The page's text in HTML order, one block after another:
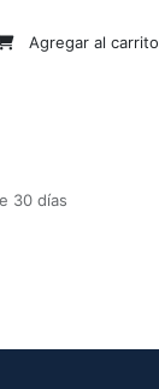
Agregar al carrito
30 días